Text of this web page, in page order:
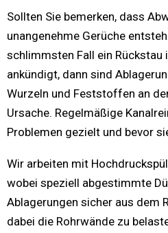
Sollten Sie bemerken, dass
unangenehme Gerüche
schlimmsten Fall ein Rückstau
ankündigt, dann sind
Wurzeln und Feststoffen an
Ursache. Regelmäßige
Problemen gezielt und bevor
Wir arbeiten mit
wobei speziell abgestimmte
Ablagerungen sicher aus dem
dabei die Rohrwände zu